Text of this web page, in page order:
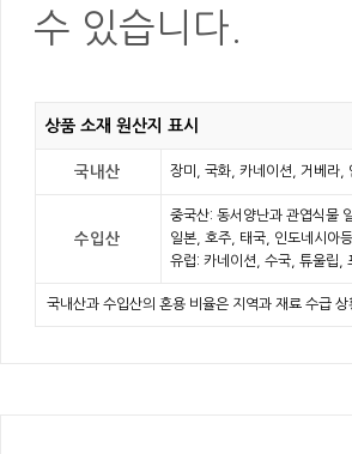
수 있습니다.
상품 소재 원산지 표시
국내산 장미, 국화, 카네이션, 거베라,
수입산
중국산: 동서양난과 관엽식물
일본, 호주, 태국, 인도네시아
유럽: 카네이션, 수국, 튜울립,
국내산과 수입산의 혼용 비율은 지역과 재료 수급 상